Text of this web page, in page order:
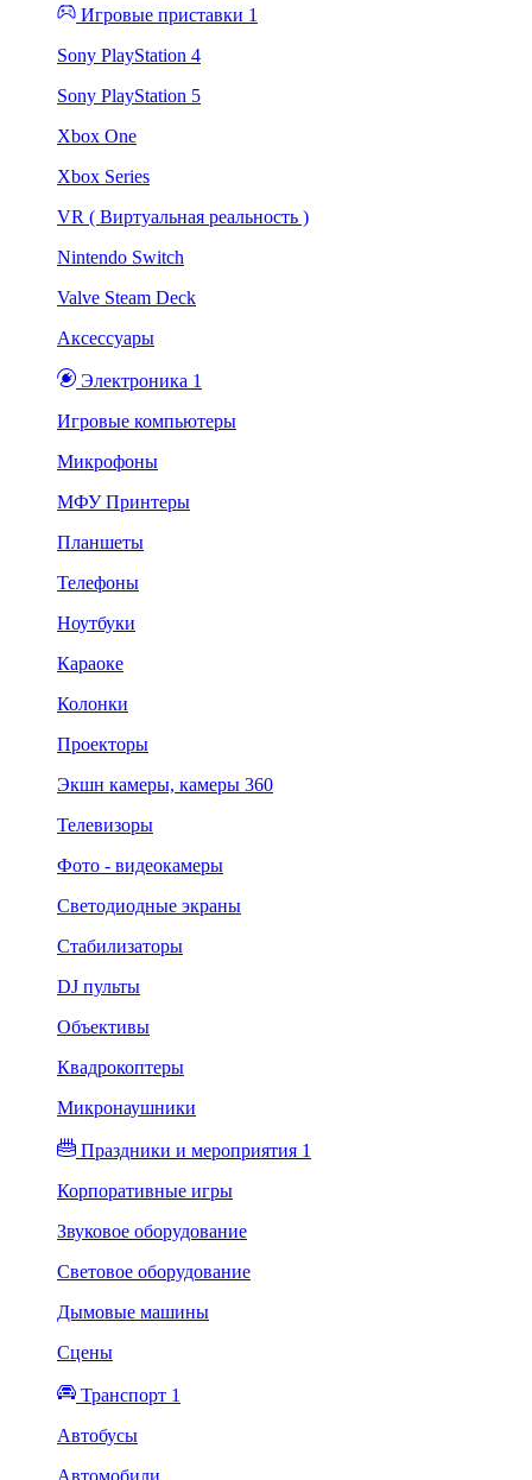
Игровые приставки 1
Sony PlayStation 4
Sony PlayStation 5
Xbox One
Xbox Series
VR ( Виртуальная реальность )
Nintendo Switch
Valve Steam Deck
Аксессуары
Электроника 1
Игровые компьютеры
Микрофоны
МФУ Принтеры
Планшеты
Телефоны
Ноутбуки
Караоке
Колонки
Проекторы
Экшн камеры, камеры 360
Телевизоры
Фото - видеокамеры
Светодиодные экраны
Стабилизаторы
DJ пульты
Объективы
Квадрокоптеры
Микронаушники
Праздники и мероприятия 1
Корпоративные игры
Звуковое оборудование
Световое оборудование
Дымовые машины
Сцены
Транспорт 1
Автобусы
Автомобили